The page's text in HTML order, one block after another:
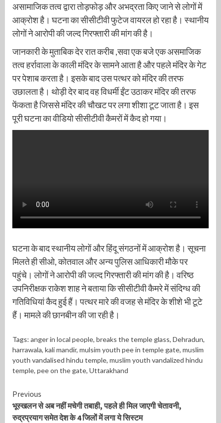
असामाजिक तत्व द्वारा तोड़फोड़ और अभद्रता किए जाने से लोगों में
आक्रोश है। घटना का सीसीटीवी फुटेज वायरल हो रहा है। स्थानीय
लोगों ने आरोपी की जल्द गिरफ्तारी की मांग की है।
जानकारी के मुताबिक देर रात करीब ,सवा एक बजे एक असमाजिक
तत्व हर्रावाला के काली मंदिर के सामने आता है और पहले मंदिर के गेट
पर पेशाब करता है। इसके बाद उस पत्थर को मंदिर की तरफ
उछालता है। थोड़ी देर बाद वह विधर्मी ईंट उठाकर मंदिर की तरफ
फेंकता है जिससे मंदिर की चौखट पर लगा शीशा टूट जाता है। इस
पूरी घटना का वीडियो सीसीटीवी कैमरों में कैद हो गया।
घटना के बाद स्थानीय लोगों और हिंदू संगठनों में आक्रोश है। सूचना
मिलते ही सीओ, कोतवाल और अन्य पुलिस आधिकारी मौके पर
पहुंचे। लोगों ने आरोपी की जल्द गिरफ्तारी की मांग की है। वरिष्ठ
उपनिरीक्षक राकेश शाह ने बताया कि सीसीटीवी कैमरे में संदिग्ध की
गतिविधियां कैद हुई हैं। पत्थर मारे की वजह से मंदिर के शीशे भी टूटे
हैं। मामले की छानबीन की जा रही है।
Tags: anger in local people, breaks the temple glass, Dehradun,
harrawala, kali mandir, mulsim youth pee in temple gate, muslim
youth vandalised hindu temple, muslim youth vandalized hindu
temple, pee on the gate, Uttarakhand
Continue
Reading
Previous
भूस्खलन से अब नहीं मचेगी तबाही, पहले ही मिल जाएगी चेतावनी,
रुद्रप्रयाग समेत देश के 4 जिलों में लगा ये सिस्टम